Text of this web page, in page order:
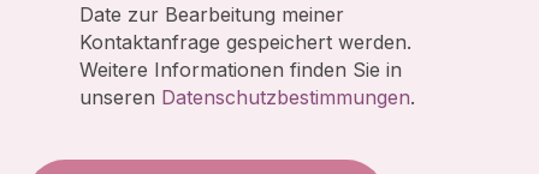
Date zur Bearbeitung meiner
Kontaktanfrage gespeichert werden.
Weitere Informationen finden Sie in
unseren Datenschutzbestimmungen.